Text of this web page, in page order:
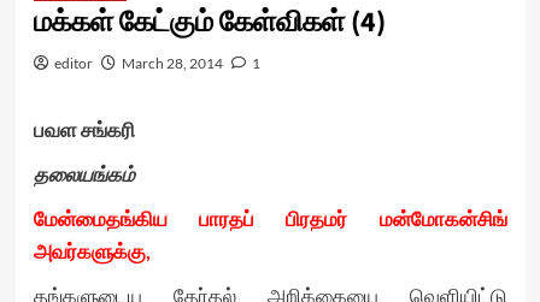
மக்கள் கேட்கும் கேள்விகள் (4)
editor March 28, 2014 1
பவள சங்கரி
தலையங்கம்
மேன்மைதங்கிய பாரதப் பிரதமர் மன்மோகன்சிங்
அவர்களுக்கு,
தங்களுடைய தேர்தல் அறிக்கையை வெளியிட்டு